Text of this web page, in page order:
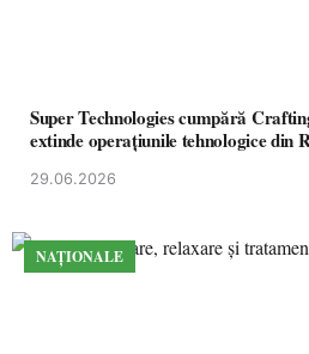
Super Technologies cumpără
extinde operațiunile tehnologice din
29.06.2026
NAȚIONALE